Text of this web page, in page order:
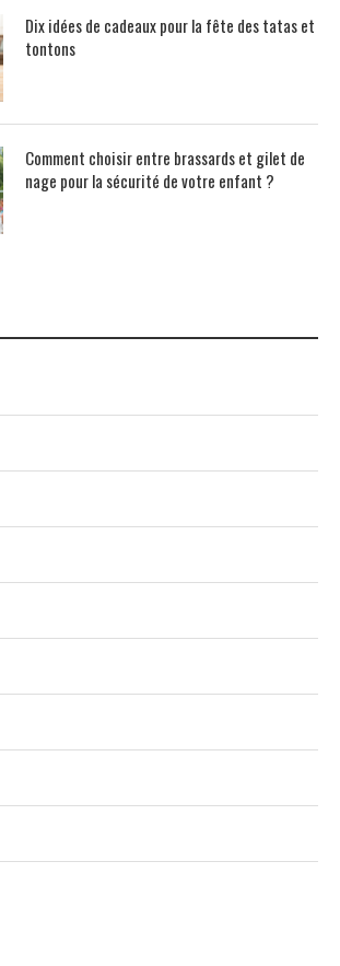
Dix idées de cadeaux pour la fête des tatas et
tontons
Comment choisir entre brassards et gilet de
nage pour la sécurité de votre enfant ?